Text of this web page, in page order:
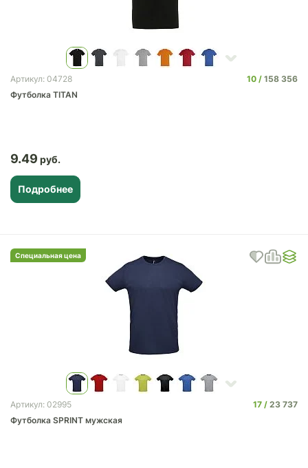
Артикул: 04728 10
158 356
Футболка TITAN
9.49
Подробнее
Специальная цена
Артикул: 02995 17
23 737
Футболка SPRINT мужская